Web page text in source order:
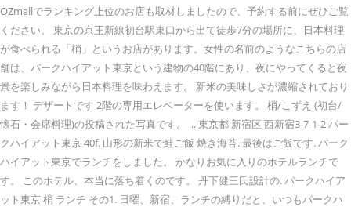
OZmallでランキング上位のお店も取材しましたので、予約する前にぜひご覧
ください。 東京の京王新線初台駅東口から出て徒歩7分の場所に、日本料理
が食べられる「梢」というお店があります。女性の名前のようなこちらの店
舗は、パークハイアット東京という建物の40階にあり、夜にやってくると夜
景を楽しみながら日本料理を味わえます。 新米の美味しさが濃縮されており
ます！ デザートです 2階の専用エレベーターを使います。 梢/こずえ (初台/
懐石・会席料理)の投稿された写真です。 ... 東京都 新宿区 西新宿3-7-1-2 パー
クハイアット東京 40f. 山形の新米で鮭ご飯 焼き海苔. 最後はご飯です. パーク
ハイアット東京でランチをしました。 かなりお気に入りのホテルランチで
す。 このホテル、本当に落ち着くのです。 丹下健三氏設計の. パークハイア
ット東京 梢 ランチ その1. 日曜、新宿、ランチの縛りだと、いつもパークハ